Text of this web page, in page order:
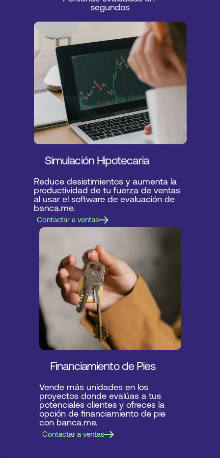
segundos
Simulación Hipotecaria
Reduce desistimientos y aumenta la
productividad de tu fuerza de ventas
al usar el software de evaluación de
banca.me.
Contactar a ventas
Financiamiento de Pies
Vende más unidades en los
proyectos donde evalúas a tus
potenciales clientes y ofreces la
opción de financiamiento de pie
con banca.me.
Contactar a ventas